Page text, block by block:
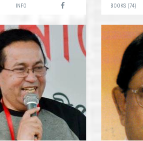
INFO BOOKS (74)